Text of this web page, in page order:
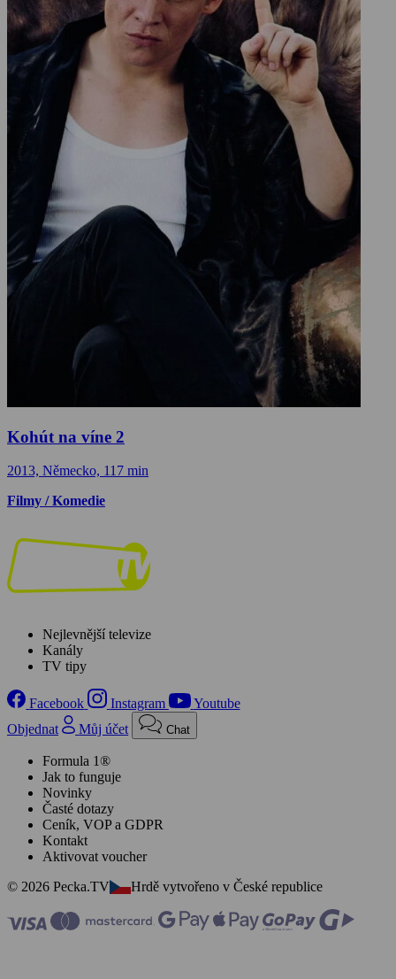
Kohút na víne 2
2013, Německo, 117 min
Filmy / Komedie
Nejlevnější televize
Kanály
TV tipy
Facebook Instagram
Youtube
Objednat
Můj účet Chat
Formula 1®
Jak to funguje
Novinky
Časté dotazy
Ceník, VOP a GDPR
Kontakt
Aktivovat voucher
© 2026 Pecka.TV
Hrdě vytvořeno v České republice